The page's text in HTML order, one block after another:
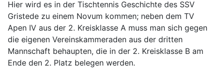
Hier wird es in der Tischtennis Geschichte des SSV
Gristede zu einem Novum kommen; neben dem TV
Apen IV aus der 2. Kreisklasse A muss man sich gegen
die eigenen Vereinskammeraden aus der dritten
Mannschaft behaupten, die in der 2. Kreisklasse B am
Ende den 2. Platz belegen werden.